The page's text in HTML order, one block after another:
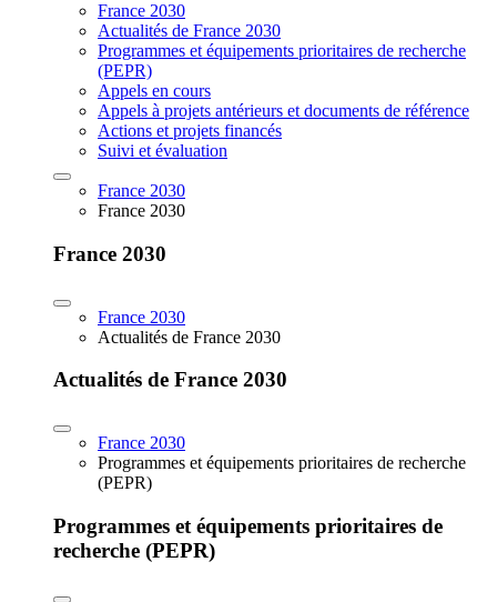
France 2030
Actualités de France 2030
Programmes et équipements prioritaires de recherche
(PEPR)
Appels en cours
Appels à projets antérieurs et documents de référence
Actions et projets financés
Suivi et évaluation
France 2030
France 2030
France 2030
France 2030
Actualités de France 2030
Actualités de France 2030
France 2030
Programmes et équipements prioritaires de recherche
(PEPR)
Programmes et équipements prioritaires de
recherche (PEPR)